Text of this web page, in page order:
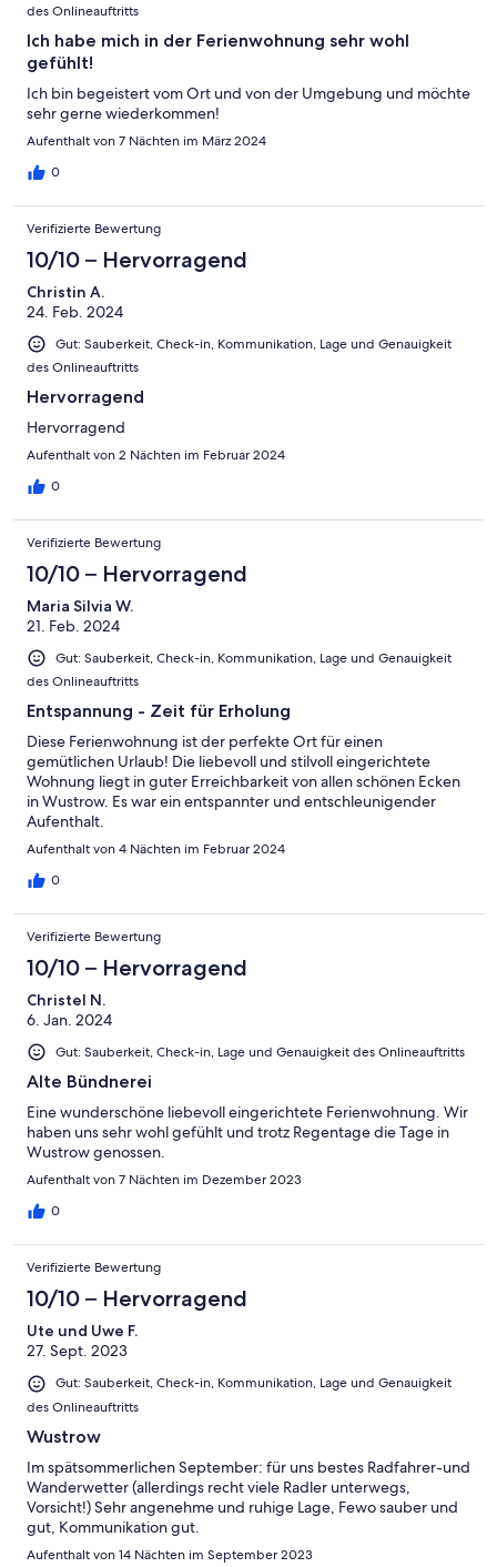
des Onlineauftritts
Ich habe mich in der Ferienwohnung sehr wohl
gefühlt!
Ich bin begeistert vom Ort und von der Umgebung und möchte
sehr gerne wiederkommen!
Aufenthalt von 7 Nächten im März 2024
0
Verifizierte Bewertung
10/10 – Hervorragend
Christin A.
24. Feb. 2024
Gut: Sauberkeit, Check-in, Kommunikation, Lage und Genauigkeit
des Onlineauftritts
Hervorragend
Hervorragend
Aufenthalt von 2 Nächten im Februar 2024
0
Verifizierte Bewertung
10/10 – Hervorragend
Maria Silvia W.
21. Feb. 2024
Gut: Sauberkeit, Check-in, Kommunikation, Lage und Genauigkeit
des Onlineauftritts
Entspannung - Zeit für Erholung
Diese Ferienwohnung ist der perfekte Ort für einen
gemütlichen Urlaub! Die liebevoll und stilvoll eingerichtete
Wohnung liegt in guter Erreichbarkeit von allen schönen Ecken
in Wustrow. Es war ein entspannter und entschleunigender
Aufenthalt.
Aufenthalt von 4 Nächten im Februar 2024
0
Verifizierte Bewertung
10/10 – Hervorragend
Christel N.
6. Jan. 2024
Gut: Sauberkeit, Check-in, Lage und Genauigkeit des Onlineauftritts
Alte Bündnerei
Eine wunderschöne liebevoll eingerichtete Ferienwohnung. Wir
haben uns sehr wohl gefühlt und trotz Regentage die Tage in
Wustrow genossen.
Aufenthalt von 7 Nächten im Dezember 2023
0
Verifizierte Bewertung
10/10 – Hervorragend
Ute und Uwe F.
27. Sept. 2023
Gut: Sauberkeit, Check-in, Kommunikation, Lage und Genauigkeit
des Onlineauftritts
Wustrow
Im spätsommerlichen September: für uns bestes Radfahrer-und
Wanderwetter (allerdings recht viele Radler unterwegs,
Vorsicht!) Sehr angenehme und ruhige Lage, Fewo sauber und
gut, Kommunikation gut.
Aufenthalt von 14 Nächten im September 2023